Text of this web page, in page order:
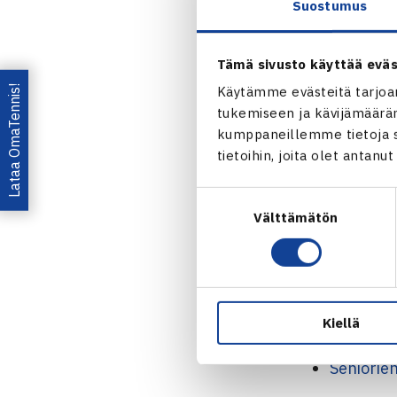
Suostumus
Tämä sivusto käyttää
Käytämme evästeitä
tukemiseen ja
kumppaneillemme tietoja
tietoihin, joita olet
Välttämätön
Kiellä
Joakim
3.kierrosta:
Berner –
Miehet 55v
2.kierrosta:
3.kierrosta:
puuttuu)
Lataa OmaTennis!